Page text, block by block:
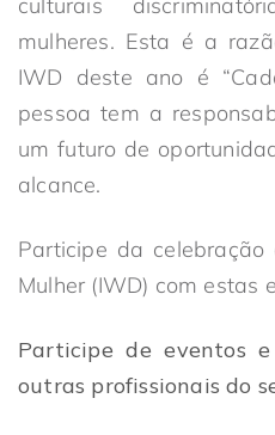
mulheres. Esta é a
IWD deste ano é
pessoa tem a
um futuro de
alcance.
Participe da
Mulher (IWD) com estas
Participe de eventos
outras profissionais do